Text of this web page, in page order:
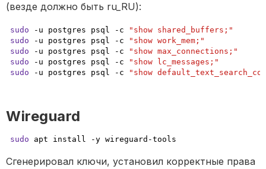
(везде должно быть ru_RU):
sudo -u postgres psql -c
"show shared_buffers;"
sudo -u postgres psql -c
"show work_mem;"
sudo -u postgres psql -c
"show max_connections;"
sudo -u postgres psql -c
"show lc_messages;"
sudo -u postgres psql -c "show
Wireguard
sudo apt install -y wireguard-tools
Сгенерировал ключи, установил корректные права